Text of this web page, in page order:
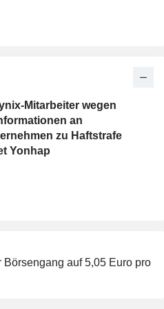
Mitarbeiter wegen
an
zu Haftstrafe
Yonhap
auf 5,05 Euro pro